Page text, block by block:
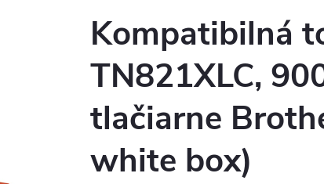
Kompatibilná
TN821XLC,
tlačiarne
white box)